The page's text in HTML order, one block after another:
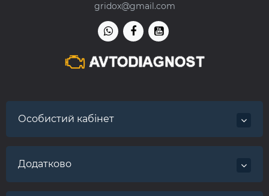
gridox@gmail.com
Особистий кабінет
Додатково